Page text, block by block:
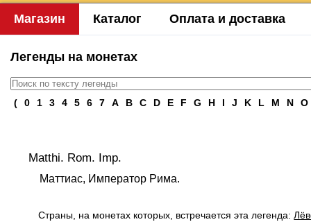
Магазин Каталог Оплата и доставка
Легенды на монетах
( 0 1 3 4 5 6 7 A B C D E F G H I J K L M N O
Matthi. Rom. Imp.
Маттиас, Император Рима.
Страны, на монетах которых, встречается эта легенда: